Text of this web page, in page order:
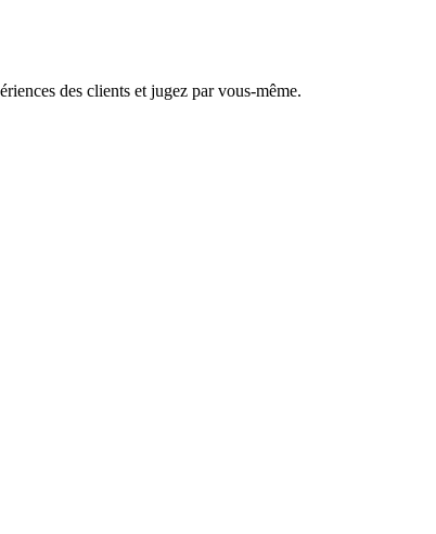
des clients et jugez par vous-même.